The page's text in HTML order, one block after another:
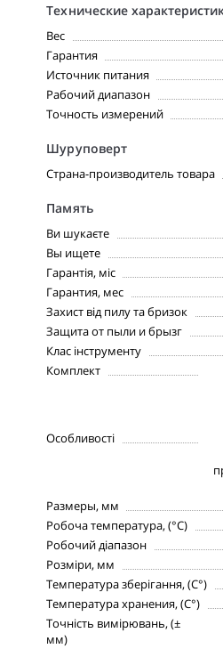
Технические
Вес
Гарантия
Источник питания
Рабочий диапазон
Точность измерений
Шуруповерт
Страна-производитель товара
Память
Ви шукаєте
Вы ищете
Гарантія, міс
Гарантия, мес
Захист від пилу та бризок
Защита от пыли и брызг
Клас інструменту
Комплект
Особливості
Размеры, мм
Робоча температура, (°С)
Робочий діапазон
Розміри, мм
Температура зберігання, (С°)
Температура хранения, (С°)
Точність вимірювань, (±
мм)